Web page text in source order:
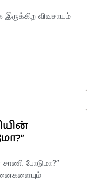
இருக்கிற விவசாயம்
போடுமா?”